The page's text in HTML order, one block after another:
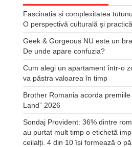
Fascinația și complexitatea
O perspectivă culturală și practică
Geek & Gorgeous NU este un
De unde apare confuzia?
Cum alegi un apartament într-o
va păstra valoarea în timp
Brother Romania acorda premiile
Land” 2026
Sondaj Provident: 36% dintre
au purtat mult timp o etichetă
ceilalți. 4 din 10 își formează o